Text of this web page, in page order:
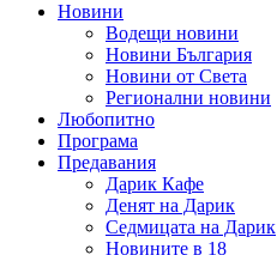
Новини
Водещи новини
Новини България
Новини от Света
Регионални новини
Любопитно
Програма
Предавания
Дарик Кафе
Денят на Дарик
Седмицата на Дарик
Новините в 18